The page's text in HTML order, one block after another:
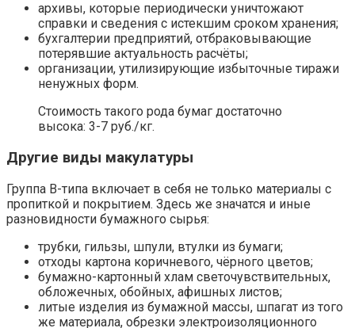
архивы, которые периодически уничтожают
справки и сведения с истекшим сроком хранения;
бухгалтерии предприятий, отбраковывающие
потерявшие актуальность расчёты;
организации, утилизирующие избыточные тиражи
ненужных форм.
Стоимость такого рода бумаг достаточно
высока: 3-7 руб./кг.
Другие виды макулатуры
Группа В-типа включает в себя не только материалы с
пропиткой и покрытием. Здесь же значатся и иные
разновидности бумажного сырья:
трубки, гильзы, шпули, втулки из бумаги;
отходы картона коричневого, чёрного цветов;
бумажно-картонный хлам светочувствительных,
обложечных, обойных, афишных листов;
литые изделия из бумажной массы, шпагат из того
же материала, обрезки электроизоляционного